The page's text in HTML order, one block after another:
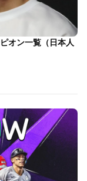
オン一覧（日本人